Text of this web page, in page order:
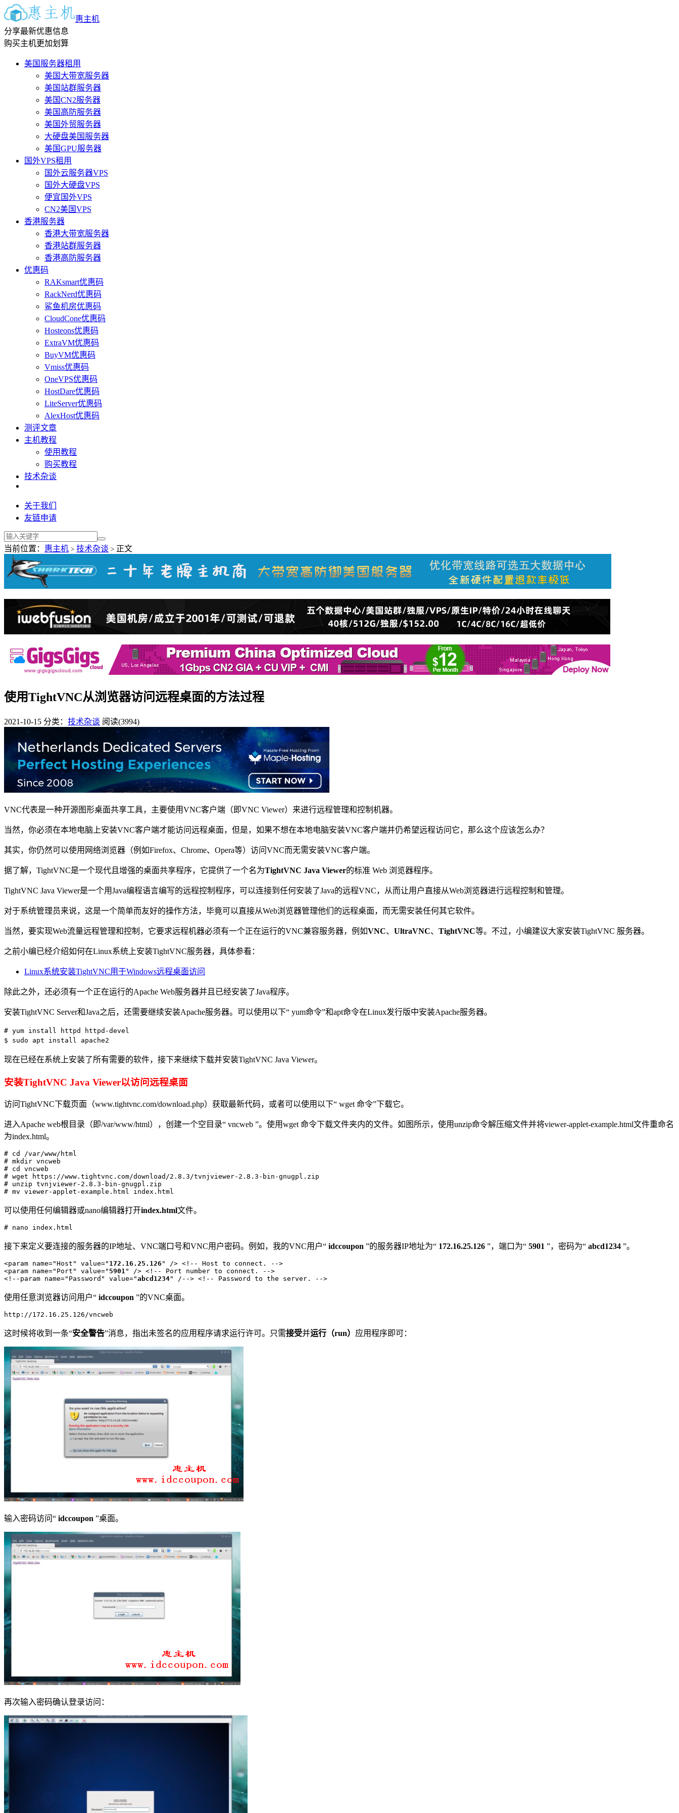
惠主机
分享最新优惠信息
购买主机更加划算
美国服务器租用
美国大带宽服务器
美国站群服务器
美国CN2服务器
美国高防服务器
美国外贸服务器
大硬盘美国服务器
美国GPU服务器
国外VPS租用
国外云服务器VPS
国外大硬盘VPS
便宜国外VPS
CN2美国VPS
香港服务器
香港大带宽服务器
香港站群服务器
香港高防服务器
优惠码
RAKsmart优惠码
RackNerd优惠码
鲨鱼机房优惠码
CloudCone优惠码
Hosteons优惠码
ExtraVM优惠码
BuyVM优惠码
Vmiss优惠码
OneVPS优惠码
HostDare优惠码
LiteServer优惠码
AlexHost优惠码
测评文章
主机教程
使用教程
购买教程
技术杂谈
关于我们
友链申请
当前位置： 惠主机 > 技术杂谈 > 正文
使用TightVNC从浏览器访问远程桌面的方法过程
2021-10-15 分类： 技术杂谈 阅读(3994)
VNC代表是一种开源图形桌面共享工具，主要使用VNC客户端（即VNC Viewer）来进行远程管理和控制机器。
当然，你必须在本地电脑上安装VNC客户端才能访问远程桌面，但是，如果不想在本地电脑安装VNC客户端并仍希望远程访问它，那么这个应该怎么办？
其实，你仍然可以使用网络浏览器（例如Firefox、Chrome、Opera等）访问VNC而无需安装VNC客户端。
据了解，TightVNC是一个现代且增强的桌面共享程序，它提供了一个名为TightVNC Java Viewer的标准 Web 浏览器程序。
TightVNC Java Viewer是一个用Java编程语言编写的远程控制程序，可以连接到任何安装了Java的远程VNC，从而让用户直接从Web浏览器进行远程控制和管理。
对于系统管理员来说，这是一个简单而友好的操作方法，毕竟可以直接从Web浏览器管理他们的远程桌面，而无需安装任何其它软件。
当然，要实现Web流量远程管理和控制，它要求远程机器必须有一个正在运行的VNC兼容服务器，例如VNC、 UltraVNC、 TightVNC等。不过，小编建议大家安装TightVNC 服务器。
之前小编已经介绍如何在Linux系统上安装TightVNC服务器，具体参看：
Linux系统安装TightVNC用于Windows远程桌面访问
除此之外，还必须有一个正在运行的Apache Web服务器并且已经安装了Java程序。
安装TightVNC Server和Java之后，还需要继续安装Apache服务器。可以使用以下“ yum命令”和apt命令在Linux发行版中安装Apache服务器。
# yum install httpd httpd-devel
$ sudo apt install apache2
现在已经在系统上安装了所有需要的软件，接下来继续下载并安装TightVNC Java Viewer。
安装TightVNC Java Viewer以访问远程桌面
访问TightVNC下载页面（www.tightvnc.com/download.php）获取最新代码，或者可以使用以下“ wget 命令”下载它。
进入Apache web根目录（即/var/www/html），创建一个空目录“ vncweb ”。使用wget 命令下载文件夹内的文件。如图所示，使用unzip命令解压缩文件并将viewer-applet-example.html文件重命名
为index.html。
# cd /var/www/html
# mkdir vncweb
# cd vncweb
# wget https://www.tightvnc.com/download/2.8.3/tvnjviewer-2.8.3-bin-gnugpl.zip
# unzip tvnjviewer-2.8.3-bin-gnugpl.zip
# mv viewer-applet-example.html index.html
可以使用任何编辑器或nano编辑器打开index.html文件。
# nano index.html
接下来定义要连接的服务器的IP地址、VNC端口号和VNC用户密码。例如，我的VNC用户“ idccoupon ”的服务器IP地址为“ 172.16.25.126 ”，端口为“ 5901 ”，密码为“ abcd1234 ”。
<param name="Host" value=" 172.16.25.126 " /> <!-- Host to connect. -->
<param name="Port" value=" 5901" /> <!-- Port number to connect. -->
<!--param name="Password" value="abcd1234" /--> <!-- Password to the server. -->
使用任意浏览器访问用户“ idccoupon ”的VNC桌面。
http://172.16.25.126/vncweb
这时候将收到一条“安全警告”消息，指出未签名的应用程序请求运行许可。只需接受并运行（run） 应用程序即可：
输入密码访问“ idccoupon ”桌面。
再次输入密码确认登录访问：